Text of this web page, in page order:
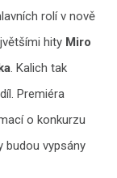
rolí v nově
hity Miro
. Kalich tak
Premiéra
o konkurzu
budou vypsány